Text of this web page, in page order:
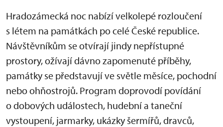
Hradozámecká noc nabízí velkolepé rozloučení
s létem na památkách po celé České republice.
Návštěvníkům se otvírají jindy nepřístupné
prostory, ožívají dávno zapomenuté příběhy,
památky se představují ve světle měsíce, pochodní
nebo ohňostrojů. Program doprovodí povídání
o dobových událostech, hudební a taneční
vystoupení, jarmarky, ukázky šermířů, dravců,